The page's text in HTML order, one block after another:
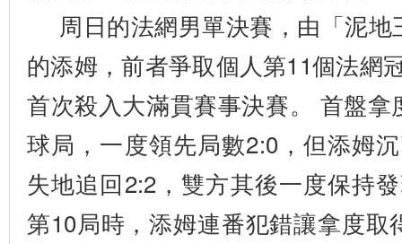
周日的法網男單決賽，由「泥
的添姆，前者爭取個人第11個法網
首次殺入大滿貫賽事決賽。 首盤
球局，一度領先局數2:0，但添姆
失地追回2:2，雙方其後一度保持
第10局時，添姆連番犯錯讓拿度取